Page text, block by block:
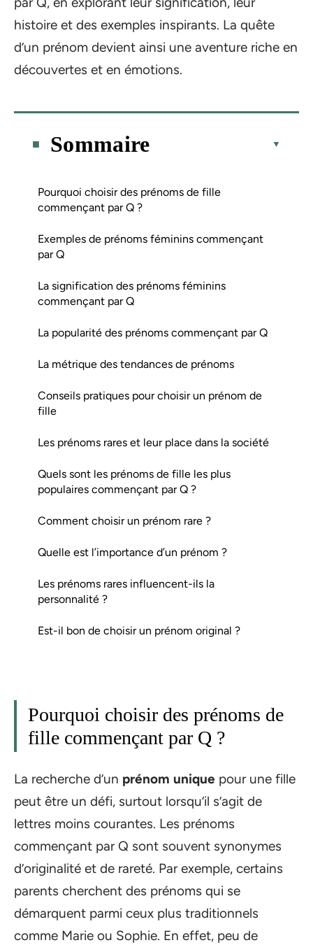
histoire et des exemples inspirants. La quête
d’un prénom devient ainsi une aventure riche en
découvertes et en émotions.
Sommaire
Pourquoi choisir des prénoms de fille
commençant par Q ?
Exemples de prénoms féminins commençant
par Q
La signification des prénoms féminins
commençant par Q
La popularité des prénoms commençant par Q
La métrique des tendances de prénoms
Conseils pratiques pour choisir un prénom de
fille
Les prénoms rares et leur place dans la société
Quels sont les prénoms de fille les plus
populaires commençant par Q ?
Comment choisir un prénom rare ?
Quelle est l’importance d’un prénom ?
Les prénoms rares influencent-ils la
personnalité ?
Est-il bon de choisir un prénom original ?
Pourquoi choisir des prénoms de
fille commençant par Q ?
La recherche d’un prénom unique pour une fille
peut être un défi, surtout lorsqu’il s’agit de
lettres moins courantes. Les prénoms
commençant par Q sont souvent synonymes
d’originalité et de rareté. Par exemple, certains
parents cherchent des prénoms qui se
démarquent parmi ceux plus traditionnels
comme Marie ou Sophie. En effet, peu de